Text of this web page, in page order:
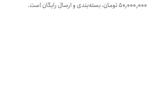
۵۰٬۰۰۰٬۰۰۰تومان، بسته‌بندی و ارسال رایگان است.